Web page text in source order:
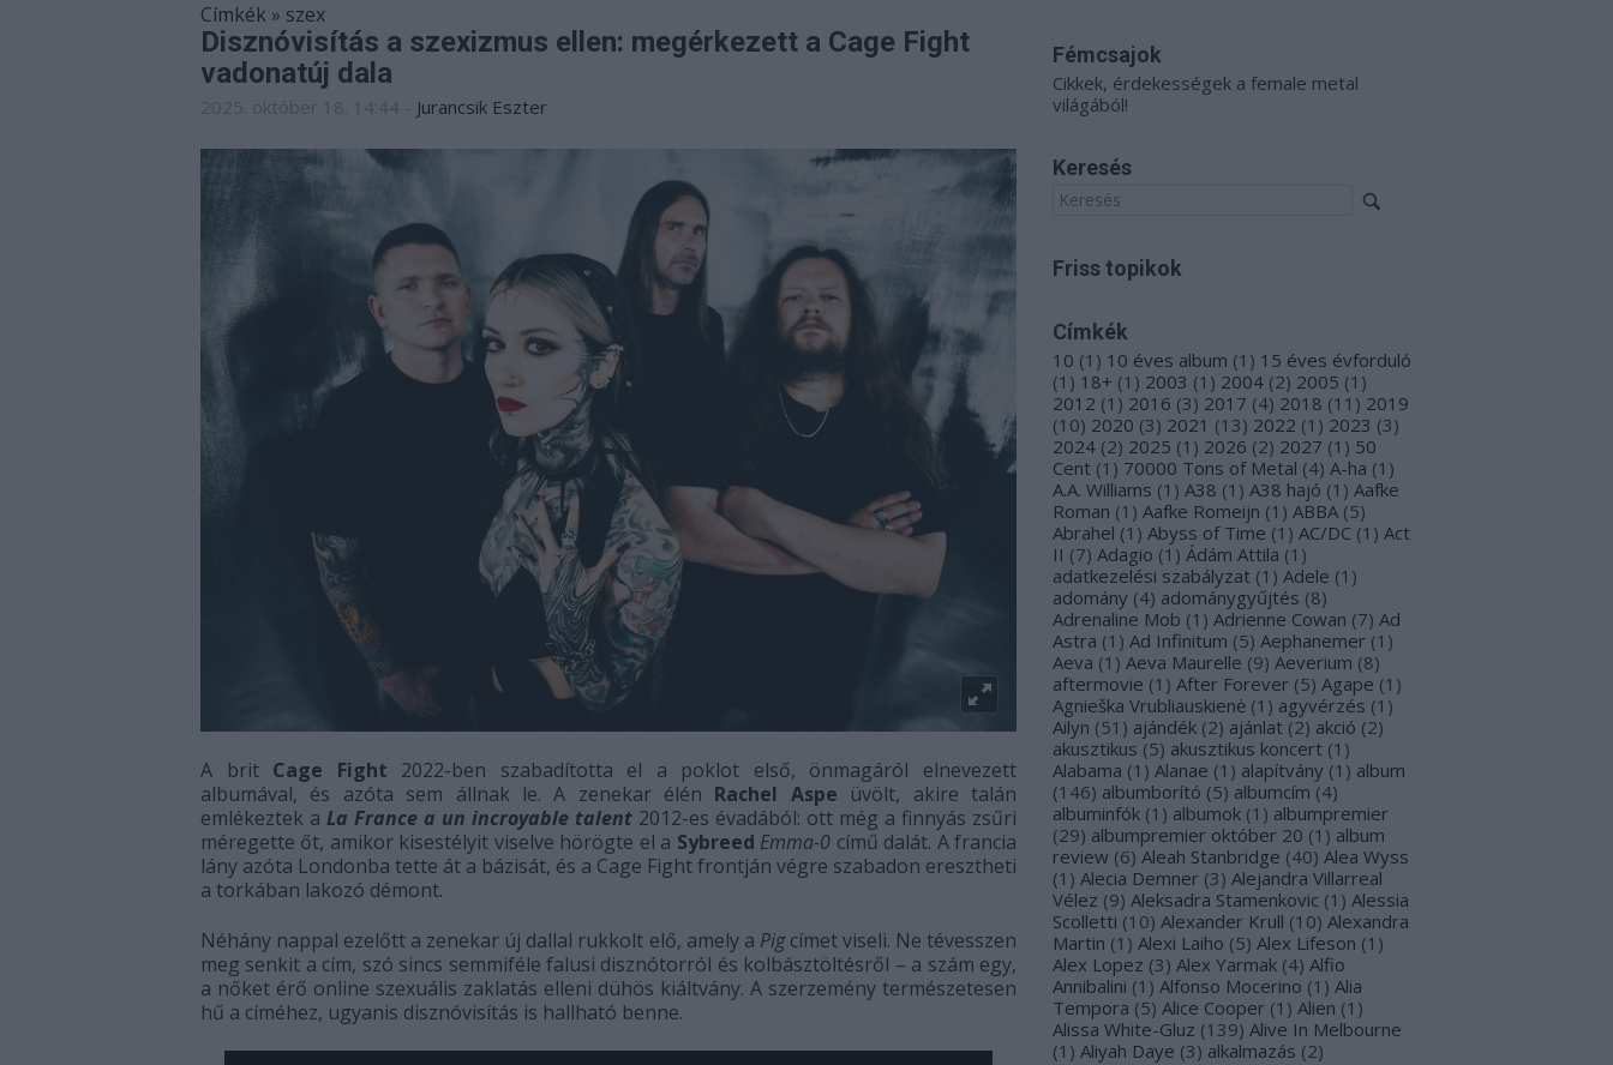
Címkék » szex
Disznóvisítás a szexizmus ellen: megérkezett a Cage Fight
vadonatúj dala
Jurancsik Eszter
A brit Cage Fight 2022-ben szabadította el a poklot első, önmagáról elnevezett
albumával, és azóta sem állnak le. A zenekar élén Rachel Aspe üvölt, akire talán
emlékeztek a La France a un incroyable talent 2012-es évadából: ott még a finnyás zsűri
méregette őt, amikor kisestélyit viselve hörögte el a Sybreed Emma-0 című dalát. A francia
lány azóta Londonba tette át a bázisát, és a Cage Fight frontján végre szabadon eresztheti
a torkában lakozó démont.
Néhány nappal ezelőtt a zenekar új dallal rukkolt elő, amely a Pigcímet viseli. Ne tévesszen
meg senkit a cím, szó sincs semmiféle falusi disznótorról és kolbásztöltésről – a szám egy,
a nőket érő online szexuális zaklatás elleni dühös kiáltvány. A szerzemény természetesen
hű a címéhez, ugyanis disznóvisítás is hallható benne.
Fémcsajok
Cikkek, érdekességek a female metal
világából!
Keresés
Friss topikok
Címkék
10 (1 ) 10 éves album (1 ) 15 éves évforduló
(1 ) 18+ (1 ) 2003 (1 ) 2004 (2) 2005 (1 )
2012 (1 ) 2016 (3) 2017 (4) 2018 (11 ) 2019
(10) 2020 (3) 2021 (13) 2022 (1 ) 2023 (3)
2024 (2) 2025 (1 ) 2026 (2) 2027 (1 ) 50
Cent (1 ) 70000 Tons of Metal (4) A-ha (1 )
A.A. Williams (1 ) A38 (1 ) A38 hajó (1 ) Aafke
Roman (1 ) Aafke Romeijn (1 ) ABBA (5)
Abrahel (1 ) Abyss of Time (1 ) AC/DC (1 ) Act
II (7) Adagio (1 ) Ádám Attila (1 )
adatkezelési szabályzat (1 ) Adele (1 )
adomány (4) adománygyűjtés (8)
Adrenaline Mob (1 ) Adrienne Cowan (7) Ad
Astra (1 ) Ad Infinitum (5) Aephanemer (1 )
Aeva (1 ) Aeva Maurelle (9) Aeverium (8)
aftermovie (1 ) After Forever (5) Agape (1 )
Agnieška Vrubliauskienė (1 ) agyvérzés (1 )
Ailyn (51 ) ajándék (2) ajánlat (2) akció (2)
akusztikus (5) akusztikus koncert (1 )
Alabama (1 ) Alanae (1 ) alapítvány (1 ) album
(146) albumborító (5) albumcím (4)
albuminfók (1 ) albumok (1 ) albumpremier
(29) albumpremier október 20 (1 ) album
review (6) Aleah Stanbridge (40) Alea Wyss
(1 ) Alecia Demner (3) Alejandra Villarreal
Vélez (9) Aleksadra Stamenkovic (1 ) Alessia
Scolletti (10) Alexander Krull (10) Alexandra
Martin (1 ) Alexi Laiho (5) Alex Lifeson (1 )
Alex Lopez (3) Alex Yarmak (4) Alfio
Annibalini (1 ) Alfonso Mocerino (1 ) Alia
Tempora (5) Alice Cooper (1 ) Alien (1 )
Alissa White-Gluz (139) Alive In Melbourne
(1 ) Aliyah Daye (3) alkalmazás (2)